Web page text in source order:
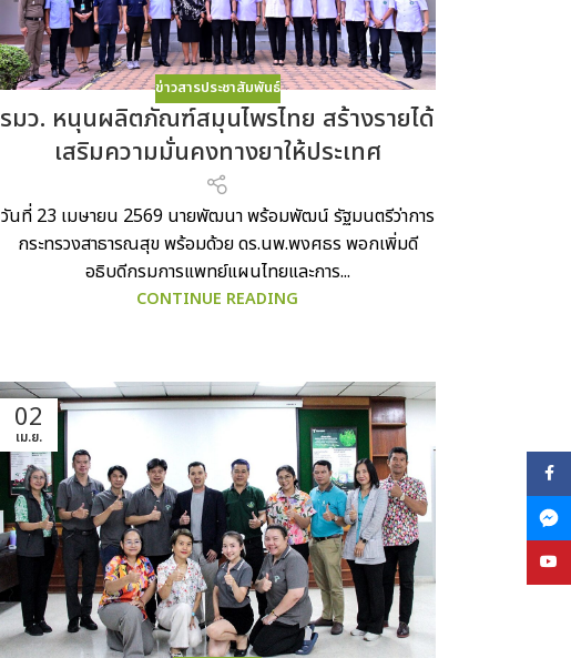
ข่าวสารประชาสัมพันธ์
รมว. หนุนผลิตภัณฑ์สมุนไพรไทย สร้างรายได้
เสริมความมั่นคงทางยาให้ประเทศ
วันที่ 23 เมษายน 2569 นายพัฒนา พร้อมพัฒน์ รัฐมนตรีว่าการ
กระทรวงสาธารณสุข พร้อมด้วย ดร.นพ.พงศธร พอกเพิ่มดี
อธิบดีกรมการแพทย์แผนไทยและการ...
CONTINUE READING
02
เม.ย.